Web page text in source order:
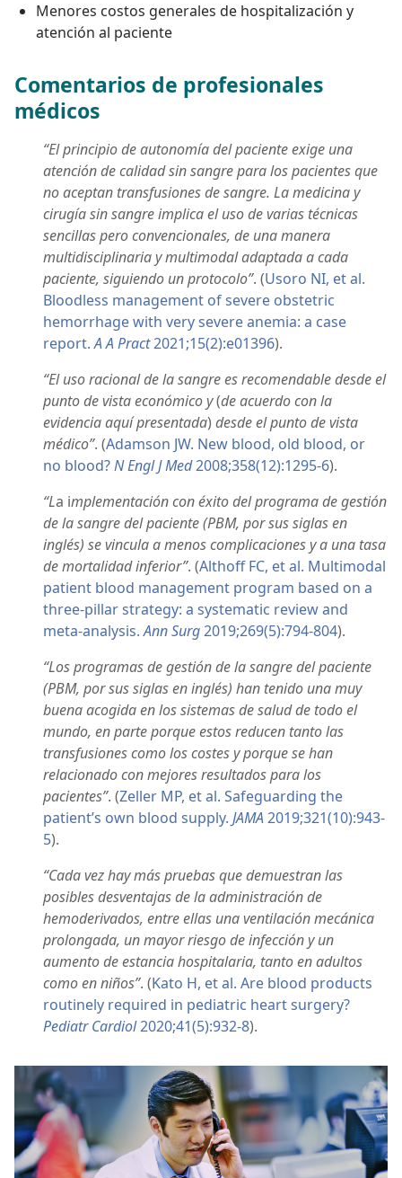
Menores costos generales de hospitalización y
atención al paciente
Comentarios de profesionales
médicos
“El principio de autonomía del paciente exige una
atención de calidad sin sangre para los pacientes que
no aceptan transfusiones de sangre. La medicina y
cirugía sin sangre implica el uso de varias técnicas
sencillas pero convencionales, de una manera
multidisciplinaria y multimodal adaptada a cada
paciente, siguiendo un protocolo”. (Usoro NI, et al.
Bloodless management of severe obstetric
hemorrhage with very severe anemia: a case
report.A A Pract2021;15(2):e01396).
“El uso racional de la sangre es recomendable desde el
punto de vista económico y(de acuerdo con la
evidencia aquí presentada) desde el punto de vista
médico”. (Adamson JW. New blood, old blood, or
no blood?N Engl J Med2008;358(12):1295-6).
“La implementación con éxito del programa de gestión
de la sangre del paciente (PBM, por sus siglas en
inglés) se vincula a menos complicaciones y a una tasa
de mortalidad inferior”. (Althoff FC, et al. Multimodal
patient blood management program based on a
three-pillar strategy: a systematic review and
meta-analysis.Ann Surg2019;269(5):794-804).
“Los programas de gestión de la sangre del paciente
(PBM, por sus siglas en inglés) han tenido una muy
buena acogida en los sistemas de salud de todo el
mundo, en parte porque estos reducen tanto las
transfusiones como los costes y porque se han
relacionado con mejores resultados para los
pacientes”. (Zeller MP, et al. Safeguarding the
patient’s own blood supply. JAMA2019;321(10):943-
5).
“Cada vez hay más pruebas que demuestran las
posibles desventajas de la administración de
hemoderivados, entre ellas una ventilación mecánica
prolongada, un mayor riesgo de infección y un
aumento de estancia hospitalaria, tanto en adultos
como en niños”. (Kato H, et al. Are blood products
routinely required in pediatric heart surgery?
Pediatr Cardiol2020;41(5):932-8).